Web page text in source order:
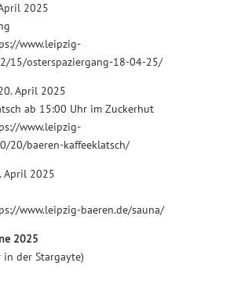
2025
www.leipzig-
15/osterspaziergang-18-04-25/
April 2025
ab 15:00 Uhr im Zuckerhut
www.leipzig-
20/baeren-kaffeeklatsch/
April 2025
www.leipzig-baeren.de/sauna/
2025
der Stargayte)